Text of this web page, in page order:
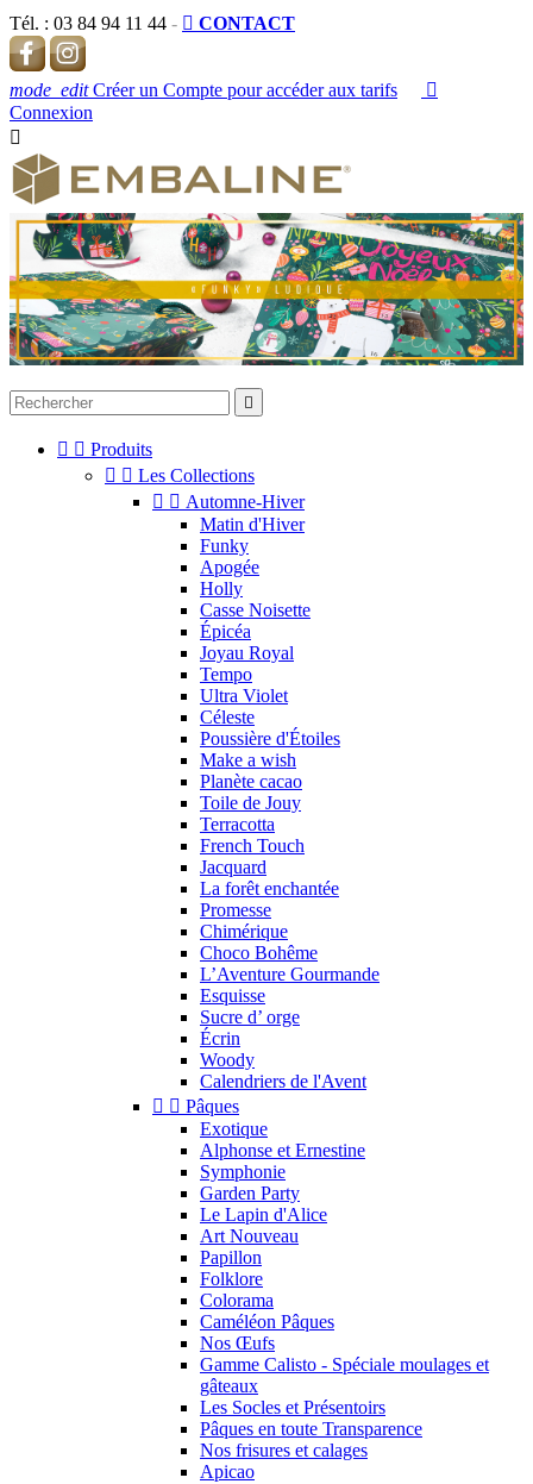
Tél. : 03 84 94 11 44 -  CONTACT
mode_edit Créer un Compte pour accéder aux tarifs

Connexion


  Produits
  Les Collections
  Automne-Hiver
Matin d'Hiver
Funky
Apogée
Holly
Casse Noisette
Épicéa
Joyau Royal
Tempo
Ultra Violet
Céleste
Poussière d'Étoiles
Make a wish
Planète cacao
Toile de Jouy
Terracotta
French Touch
Jacquard
La forêt enchantée
Promesse
Chimérique
Choco Bohême
L’Aventure Gourmande
Esquisse
Sucre d’ orge
Écrin
Woody
Calendriers de l'Avent
  Pâques
Exotique
Alphonse et Ernestine
Symphonie
Garden Party
Le Lapin d'Alice
Art Nouveau
Papillon
Folklore
Colorama
Caméléon Pâques
Nos Œufs
Gamme Calisto - Spéciale moulages et
gâteaux
Les Socles et Présentoirs
Pâques en toute Transparence
Nos frisures et calages
Apicao